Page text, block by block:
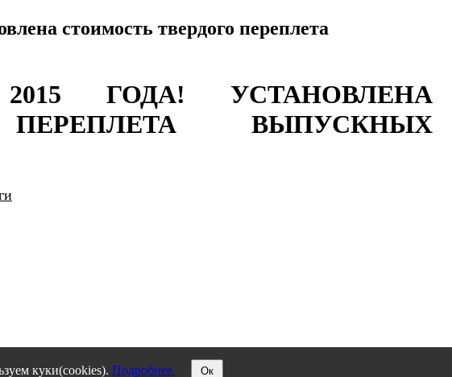
стоимость твердого переплета
ГОДА! УСТАНОВЛЕНА
ВЫПУСКНЫХ
куки(cookies). Подробнее. Ок